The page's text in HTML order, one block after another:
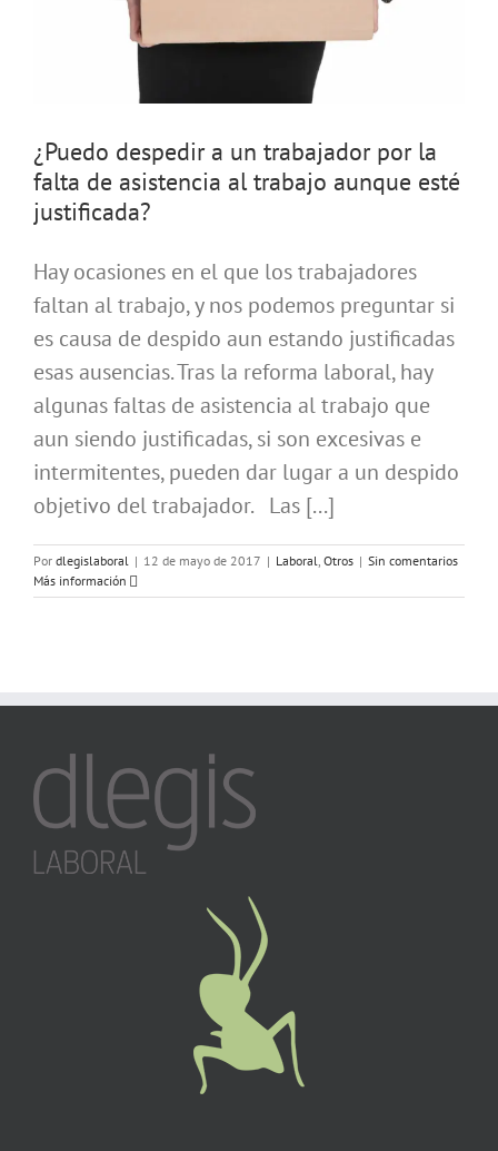
¿Puedo despedir a un trabajador por la
falta de asistencia al trabajo aunque esté
justificada?
Hay ocasiones en el que los trabajadores
faltan al trabajo, y nos podemos preguntar si
es causa de despido aun estando justificadas
esas ausencias. Tras la reforma laboral, hay
algunas faltas de asistencia al trabajo que
aun siendo justificadas, si son excesivas e
intermitentes, pueden dar lugar a un despido
objetivo del trabajador. Las [...]
Por dlegislaboral | 12 de mayo de 2017 | Laboral, Otros | Sin comentarios
Más información